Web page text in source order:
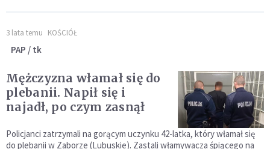
3 lata temu KOŚCIÓŁ
PAP / tk
Mężczyzna włamał się do
plebanii. Napił się i
najadł, po czym zasnął
Policjanci zatrzymali na gorącym uczynku 42-latka, który włamał się
do plebanii w Zaborze (Lubuskie). Zastali włamywacza śpiącego na